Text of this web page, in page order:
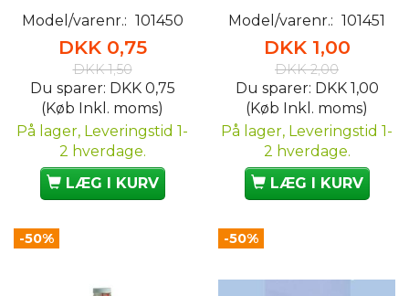
Model/varenr.: 101450
DKK 0,75
DKK 1,50
Du sparer: DKK 0,75
(Køb Inkl. moms)
På lager, Leveringstid 1-
2 hverdage.
LÆG I KURV
Model/varenr.: 101451
DKK 1,00
DKK 2,00
Du sparer: DKK 1,00
(Køb Inkl. moms)
På lager, Leveringstid 1-
2 hverdage.
LÆG I KURV
-50% -50%